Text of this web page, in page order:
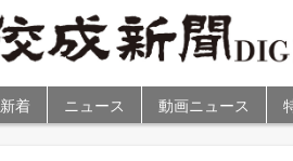
新着 ニュース 動画ニュース